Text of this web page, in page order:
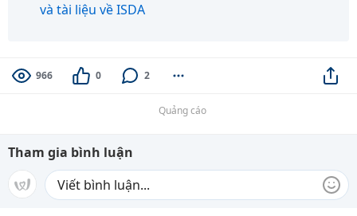
và tài liệu về ISDA
966 0 2
Quảng cáo
Tham gia bình luận